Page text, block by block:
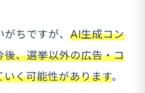
ちですが、 AI生成コン
、選挙以外の広告・コ
く可能性があります。